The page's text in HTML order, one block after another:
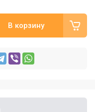
В корзину